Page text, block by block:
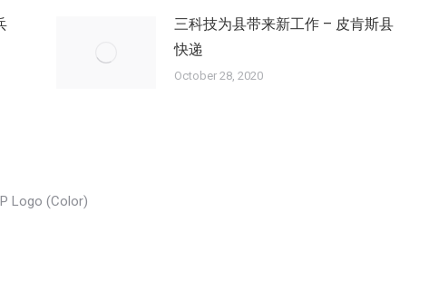
三科技为县带来新工作 – 皮肯斯县
快递
October 28, 2020